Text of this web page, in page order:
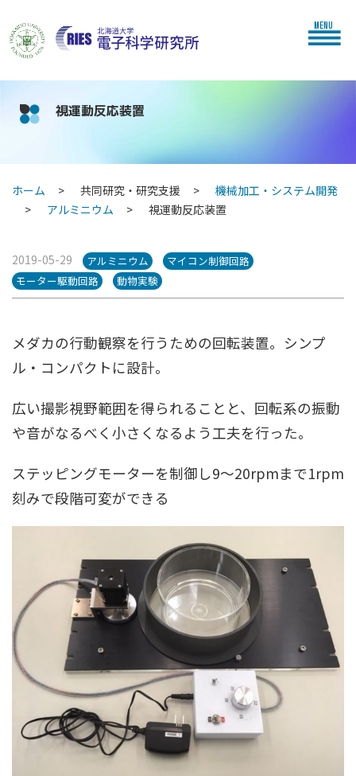
MENU
視運動反応装置
ホーム 共同研究・研究支援
機械加工・システム開発
アルミニウム
視運動反応装置
2019-05-29 アルミニウム
マイコン制御回路
モーター駆動回路
動物実験
メダカの行動観察を行うための回転装置。シンプ
ル・コンパクトに設計。
広い撮影視野範囲を得られることと、回転系の振動
や音がなるべく小さくなるよう工夫を行った。
ステッピングモーターを制御し9～20rpmまで1rpm
刻みで段階可変ができる